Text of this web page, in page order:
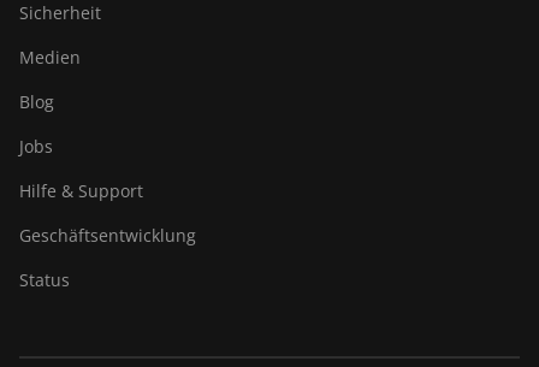
Sicherheit
Medien
Blog
Jobs
Hilfe & Support
Geschäftsentwicklung
Status